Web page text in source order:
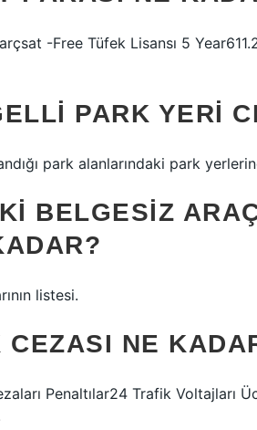
-Free Tüfek Lisansı 5
PARK YERI
park alanlarındaki park
BELGESIZ
listesi.
CEZASI NE
Penaltılar24 Trafik Voltajları